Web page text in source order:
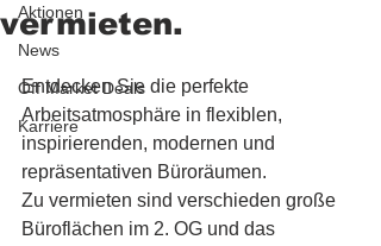
Aktionen
News
Off Market Deals
Karriere
vermieten.
Entdecken Sie die perfekte
Arbeitsatmosphäre in flexiblen,
inspirierenden, modernen und
repräsentativen Büroräumen.
Zu vermieten sind verschieden große
Büroflächen im 2. OG und das